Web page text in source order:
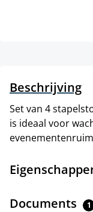
Beschrijving
Set van 4
is ideaal voor
Documents 1